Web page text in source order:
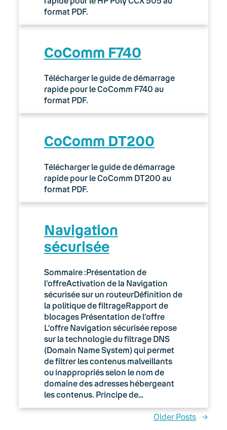
format PDF.
CoComm F740
Télécharger le guide de démarrage
rapide pour le CoComm F740 au
format PDF.
CoComm DT200
Télécharger le guide de démarrage
rapide pour le CoComm DT200 au
format PDF.
Navigation
sécurisée
Sommaire :Présentation de
l’offreActivation de la Navigation
sécurisée sur un routeurDéfinition de
la politique de filtrageRapport de
blocages Présentation de l’offre
L’offre Navigation sécurisée repose
sur la technologie du filtrage DNS
(Domain Name System) qui permet
de filtrer les contenus malveillants
ou inappropriés selon le nom de
domaine des adresses hébergeant
les contenus. Principe de…
Older Posts →